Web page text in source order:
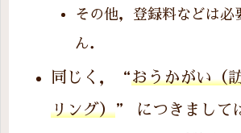
その他，登録料などは必
ん．
同じく，“おうかがい（
リング）” につきまして